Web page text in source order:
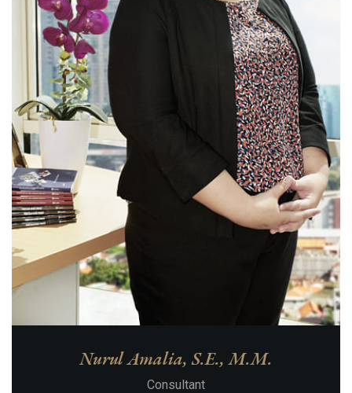
Nurul Amalia, S.E., M.M.
Consultant